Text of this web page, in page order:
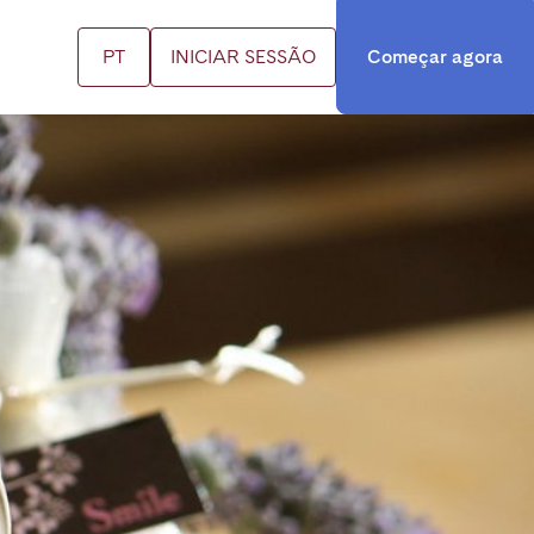
e serviços
nos
ES
PT INICIAR SESSÃO Começar agora